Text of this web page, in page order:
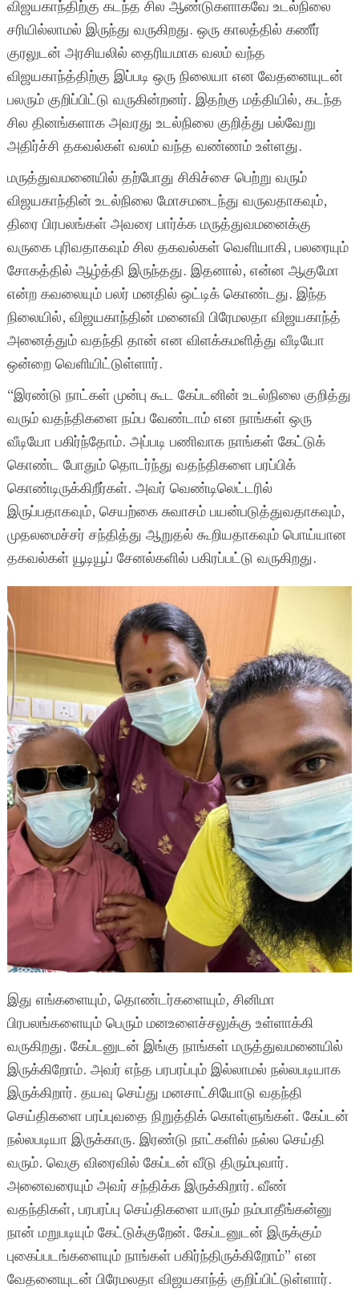
விஜயகாந்திற்கு கடந்த சில ஆண்டுகளாகவே உடல்நிலை
சரியில்லாமல் இருந்து வருகிறது. ஒரு காலத்தில் கணீர்
குரலுடன் அரசியலில் தைரியமாக வலம் வந்த
விஜயகாந்த்திற்கு இப்படி ஒரு நிலையா என வேதனையுடன்
பலரும் குறிப்பிட்டு வருகின்றனர். இதற்கு மத்தியில், கடந்த
சில தினங்களாக அவரது உடல்நிலை குறித்து பல்வேறு
அதிர்ச்சி தகவல்கள் வலம் வந்த வண்ணம் உள்ளது.
மருத்துவமனையில் தற்போது சிகிச்சை பெற்று வரும்
விஜயகாந்தின் உடல்நிலை மோசமடைந்து வருவதாகவும்,
திரை பிரபலங்கள் அவரை பார்க்க மருத்துவமனைக்கு
வருகை புரிவதாகவும் சில தகவல்கள் வெளியாகி, பலரையும்
சோகத்தில் ஆழ்த்தி இருந்தது. இதனால், என்ன ஆகுமோ
என்ற கவலையும் பலர் மனதில் ஒட்டிக் கொண்டது. இந்த
நிலையில், விஜயகாந்தின் மனைவி பிரேமலதா விஜயகாந்த்
அனைத்தும் வதந்தி தான் என விளக்கமளித்து வீடியோ
ஒன்றை வெளியிட்டுள்ளார்.
“இரண்டு நாட்கள் முன்பு கூட கேப்டனின் உடல்நிலை குறித்து
வரும் வதந்திகளை நம்ப வேண்டாம் என நாங்கள் ஒரு
வீடியோ பகிர்ந்தோம். அப்படி பணிவாக நாங்கள் கேட்டுக்
கொண்ட போதும் தொடர்ந்து வதந்திகளை பரப்பிக்
கொண்டிருக்கிறீர்கள். அவர் வெண்டிலெட்டரில்
இருப்பதாகவும், செயற்கை சுவாசம் பயன்படுத்துவதாகவும்,
முதலமைச்சர் சந்தித்து ஆறுதல் கூறியதாகவும் பொய்யான
தகவல்கள் யூடியூப் சேனல்களில் பகிரப்பட்டு வருகிறது.
இது எங்களையும், தொண்டர்களையும், சினிமா
பிரபலங்களையும் பெரும் மனஉளைச்சலுக்கு உள்ளாக்கி
வருகிறது. கேப்டனுடன் இங்கு நாங்கள் மருத்துவமனையில்
இருக்கிறோம். அவர் எந்த பரபரப்பும் இல்லாமல் நல்லபடியாக
இருக்கிறார். தயவு செய்து மனசாட்சியோடு வதந்தி
செய்திகளை பரப்புவதை நிறுத்திக் கொள்ளுங்கள். கேப்டன்
நல்லபடியா இருக்காரு. இரண்டு நாட்களில் நல்ல செய்தி
வரும். வெகு விரைவில் கேப்டன் வீடு திரும்புவார்.
அனைவரையும் அவர் சந்திக்க இருக்கிறார். வீண்
வதந்திகள், பரபரப்பு செய்திகளை யாரும் நம்பாதீங்கன்னு
நான் மறுபடியும் கேட்டுக்குறேன். கேப்டனுடன் இருக்கும்
புகைப்படங்களையும் நாங்கள் பகிர்ந்திருக்கிறோம்” என
வேதனையுடன் பிரேமலதா விஜயகாந்த் குறிப்பிட்டுள்ளார்.